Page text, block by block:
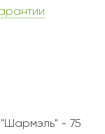
"Шармэль" - 75